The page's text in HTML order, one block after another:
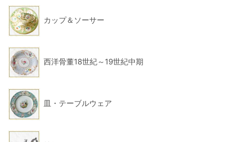
カップ＆ソーサー
西洋骨董18世紀～19世紀中期
皿・テーブルウェア